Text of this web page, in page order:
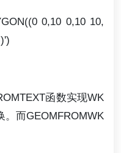
0,10 0,10 10,
函数实现WK
。而GEOMFROMWK